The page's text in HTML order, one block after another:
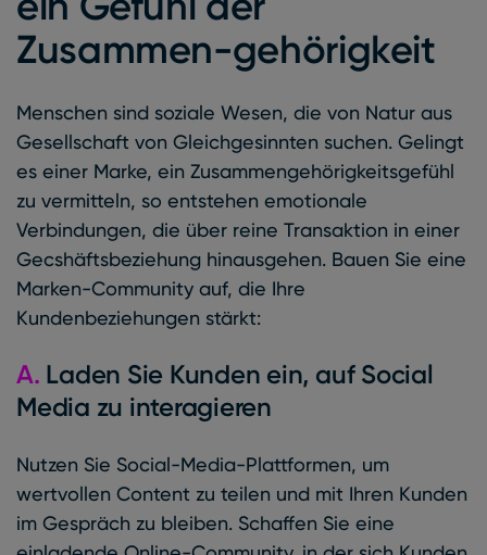
Zusammen-gehörigkeit
Menschen sind soziale Wesen, die von Natur aus
Gesellschaft von Gleichgesinnten suchen. Gelingt
es einer Marke, ein Zusammengehörigkeitsgefühl
zu vermitteln, so entstehen emotionale
Verbindungen, die über reine Transaktion in einer
Gecshäftsbeziehung hinausgehen. Bauen Sie eine
Marken-Community auf, die Ihre
Kundenbeziehungen stärkt:
A. Laden Sie Kunden ein, auf Social
Media zu interagieren
Nutzen Sie Social-Media-Plattformen, um
wertvollen Content zu teilen und mit Ihren Kunden
im Gespräch zu bleiben. Schaffen Sie eine